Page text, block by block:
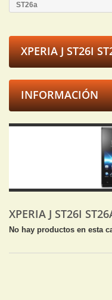
ST26a
XPERIA J ST26I
INFORMACIÓN
XPERIA J ST26I
No hay productos en esta